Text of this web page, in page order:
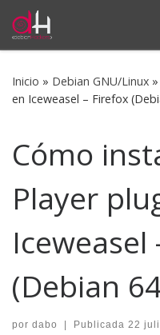
Saltar al contenido
Inicio » Debian GNU/Linux »
en Iceweasel – Firefox
Cómo
Player
Iceweasel
(Debian
por dabo | Publicada 22